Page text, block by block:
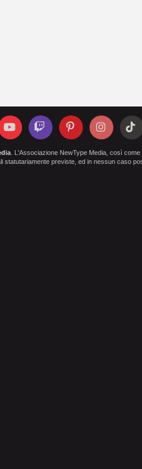
. L'Associazione NewType Media, così
previste, ed in nessun caso